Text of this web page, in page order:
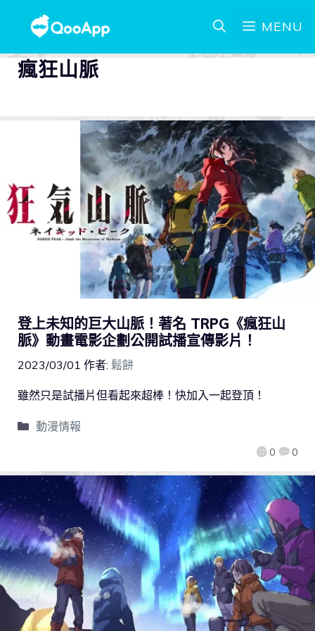
MENU
瘋狂山脈
登上未知的巨大山脈！著名 TRPG《瘋狂山
脈》動畫電影企劃公開試播宣傳影片！
2023/03/01 作者: 鬆餅
0 0
雖然只是試播片但看起來超棒！快加入一起登頂！
動漫情報